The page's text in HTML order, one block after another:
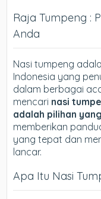
Raja Tumpeng :
Anda
Nasi tumpeng
Indonesia yang
dalam berbagai
mencari nasi
adalah pilihan
memberikan
yang tepat dan
lancar.
Apa Itu Nasi